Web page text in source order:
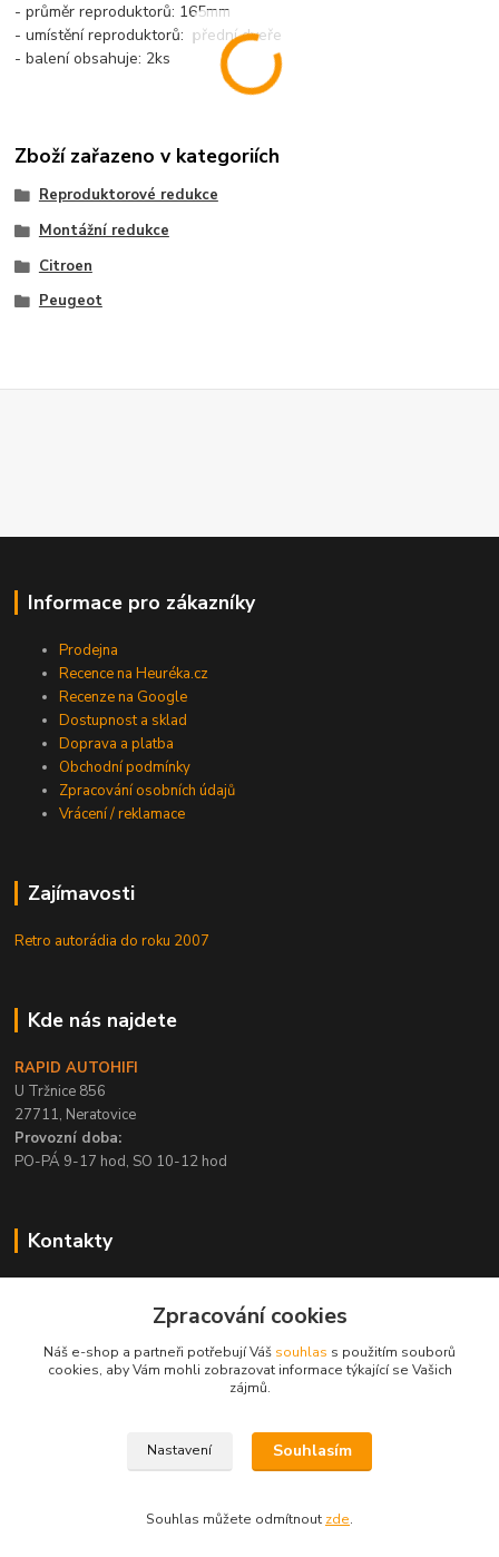
- průměr reproduktorů: 165mm
- umístění reproduktorů: přední dveře
- balení obsahuje: 2ks
Zboží zařazeno v kategoriích
Reproduktorové redukce
Montážní redukce
Citroen
Peugeot
Informace pro zákazníky
Prodejna
Recence na Heuréka.cz
Recenze na Google
Dostupnost a sklad
Doprava a platba
Obchodní podmínky
Zpracování osobních údajů
Vrácení / reklamace
Zajímavosti
Retro autorádia do roku 2007
Kde nás najdete
RAPID AUTOHIFI
U Tržnice 856
27711, Neratovice
Provozní doba:
PO-PÁ 9-17 hod, SO 10-12 hod
Kontakty
PO-PÁ / 9-17 hod, SO 10-12 hod
info@rapid-autohifi.com
Všechna práva vyhrazena © 2004-2024 Rapid Autohifi
Zpracování cookies
Náš e-shop a partneři potřebují Váš souhlas s použitím souborů
cookies, aby Vám mohli zobrazovat informace týkající se Vašich
zájmů.
Nastavení Souhlasím
Souhlas můžete odmítnout zde.